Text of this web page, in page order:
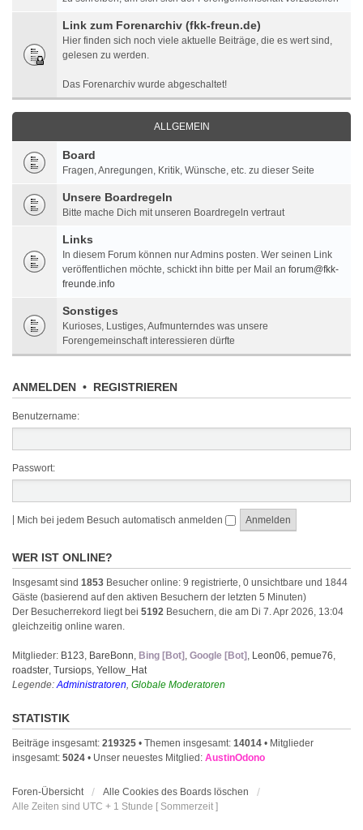
Link zum Forenarchiv (fkk-freun.de)
Hier finden sich noch viele aktuelle Beiträge, die es wert sind,
gelesen zu werden.
Das Forenarchiv wurde abgeschaltet!
ALLGEMEIN
Board
Fragen, Anregungen, Kritik, Wünsche, etc. zu dieser Seite
Unsere Boardregeln
Bitte mache Dich mit unseren Boardregeln vertraut
Links
In diesem Forum können nur Admins posten. Wer seinen Link
veröffentlichen möchte, schickt ihn bitte per Mail an forum@fkk-
freunde.info
Sonstiges
Kurioses, Lustiges, Aufmunterndes was unsere
Forengemeinschaft interessieren dürfte
ANMELDEN • REGISTRIEREN
Benutzername:
Passwort:
Mich bei jedem Besuch automatisch anmelden
WER IST ONLINE?
Insgesamt sind 1853 Besucher online: 9 registrierte, 0 unsichtbare und 1844
Gäste (basierend auf den aktiven Besuchern der letzten 5 Minuten)
Der Besucherrekord liegt bei 5192 Besuchern, die am Di 7. Apr 2026, 13:04
gleichzeitig online waren.
Mitglieder: B123, BareBonn, Bing [Bot] , Google [Bot] , Leon06, pemue76,
roadster, Tursiops, Yellow_Hat
Legende:Administratoren, Globale Moderatoren
STATISTIK
Beiträge insgesamt: 219325 • Themen insgesamt: 14014 • Mitglieder
insgesamt: 5024 • Unser neuestes Mitglied: AustinOdono
Foren-Übersicht
Alle Cookies des Boards löschen
Alle Zeiten sind UTC + 1 Stunde [ Sommerzeit ]